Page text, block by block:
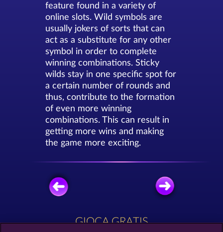
feature found in a variety of
online slots. Wild symbols are
usually jokers of sorts that can
act as a substitute for any other
symbol in order to complete
winning combinations. Sticky
wilds stay in one specific spot for
a certain number of rounds and
thus, contribute to the formation
of even more winning
combinations. This can result in
getting more wins and making
the game more exciting.
GIOCA GRATIS